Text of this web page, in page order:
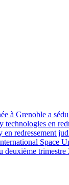
à Grenoble a
technologies en
en redressement
Space
deuxième trimestre